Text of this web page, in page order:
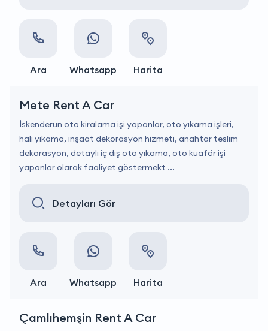
Ara Whatsapp Harita
Mete Rent A Car
İskenderun oto kiralama işi yapanlar, oto yıkama işleri,
halı yıkama, inşaat dekorasyon hizmeti, anahtar teslim
dekorasyon, detaylı iç dış oto yıkama, oto kuaför işi
yapanlar olarak faaliyet göstermekt ...
Detayları Gör
Ara Whatsapp Harita
Çamlıhemşin Rent A Car